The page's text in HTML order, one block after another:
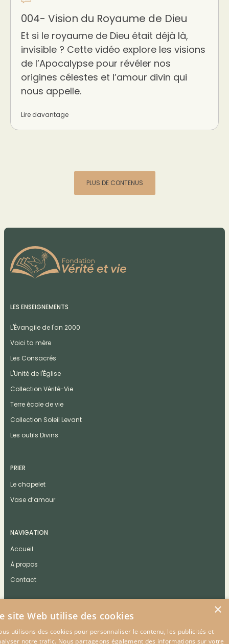
004- Vision du Royaume de Dieu
Et si le royaume de Dieu était déjà là,
invisible ? Cette vidéo explore les visions
de l’Apocalypse pour révéler nos
origines célestes et l’amour divin qui
nous appelle.
Lire davantage
PLUS DE CONTENUS
LES ENSEIGNEMENTS
L'Évangile de l'an 2000
Voici ta mère
Les Consacrés
L'Unité de l'Église
Collection Vérité-Vie
Terre école de vie
Collection Soleil Levant
Les outils Divins
PRIER
Le chapelet
Vase d’amour
NAVIGATION
Accueil
À propos
Contact
CONTACT
×
site Web utilise des cookies
utilisons des cookies pour personnaliser le contenu, les publicités et
notre trafic. Nous partageons également des informations sur votre